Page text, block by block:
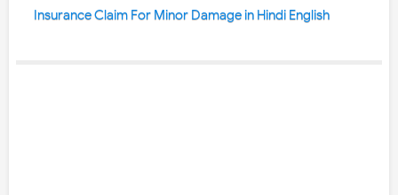
Insurance Claim For Minor Damage in Hindi English